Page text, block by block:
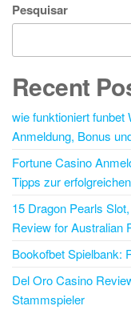
Pesquisar
Recent
wie funktioniert funbet
Anmeldung, Bonus
Fortune Casino
Tipps zur
15 Dragon Pearls
Review for Australian
Bookofbet Spielbank:
Del Oro Casino
Stammspieler